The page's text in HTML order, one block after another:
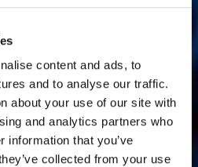
content and ads, to
and to analyse our traffic.
about your use of our site with
and analytics partners who
information that you’ve
collected from your use